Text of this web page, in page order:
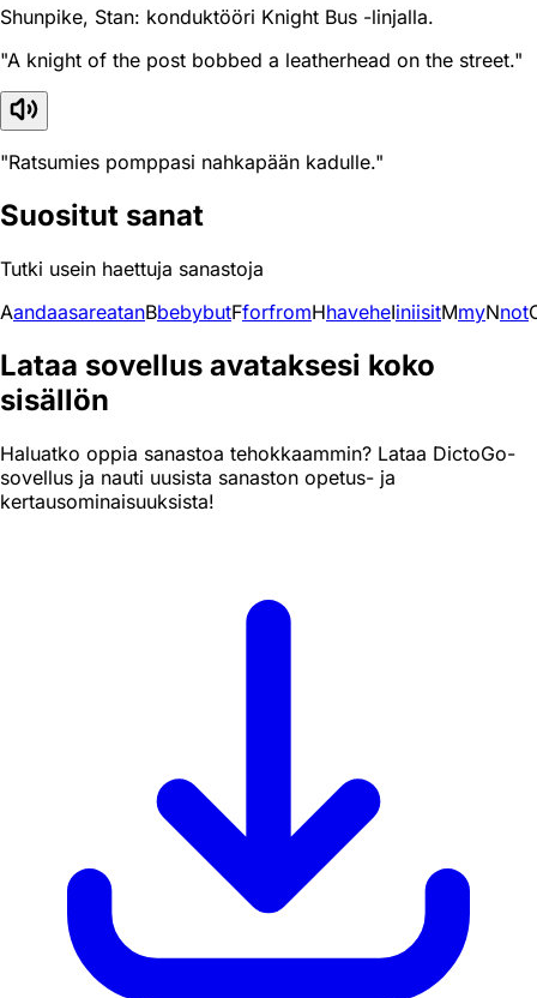
Shunpike, Stan: konduktööri Knight Bus -linjalla.
"A knight of the post bobbed a leatherhead on the street."
"Ratsumies pomppasi nahkapään kadulle."
Suositut sanat
Tutki usein haettuja sanastoja
AandaasareatanBbebybutFforfromHhaveheIiniisitMmyNnot
Lataa sovellus avataksesi koko
sisällön
Haluatko oppia sanastoa tehokkaammin? Lataa DictoGo-
sovellus ja nauti uusista sanaston opetus- ja
kertausominaisuuksista!